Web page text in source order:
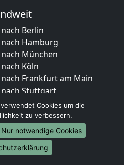
Berlin
Hamburg
München
Köln
Frankfurt am Main
Stuttgart
Düsseldorf
Leipzig
nach Dortmund
Essen
Bremen
Cookies um die
zu verbessern.
Nur notwendige Cookies